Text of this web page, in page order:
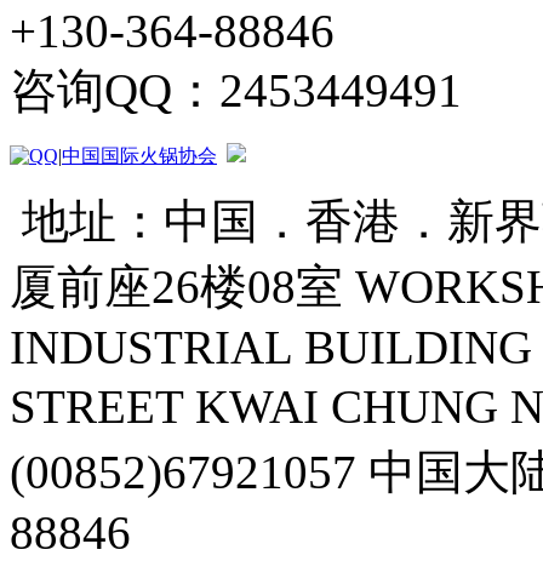
+130-364-88846
咨询QQ：2453449491
|中国国际火锅协会
地址：中国．香港．新
厦前座26楼08室
INDUSTRIAL BUILDING
STREET KWAI
(00852)67921057 中国大
88846